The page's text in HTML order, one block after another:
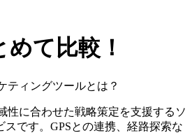
て比較！
ティングツールとは？
性に合わせた戦略策定を支援するソ
スです。GPSとの連携、経路探索な